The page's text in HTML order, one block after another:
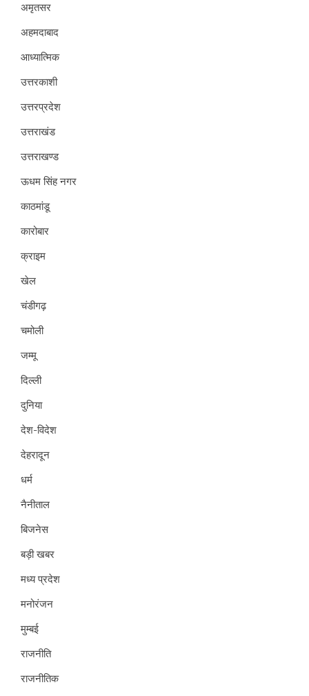
अमृतसर
अहमदाबाद
आध्यात्मिक
उत्तरकाशी
उत्तरप्रदेश
उत्तराखंड
उत्तराखण्ड
ऊधम सिंह नगर
काठमांडू
कारोबार
क्राइम
खेल
चंडीगढ़
चमोली
जम्मू
दिल्ली
दुनिया
देश-विदेश
देहरादून
धर्म
नैनीताल
बिजनेस
बड़ी खबर
मध्य प्रदेश
मनोरंजन
मुम्बई
राजनीति
राजनीतिक